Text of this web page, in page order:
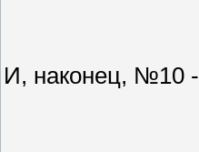
И, наконец, №10 -